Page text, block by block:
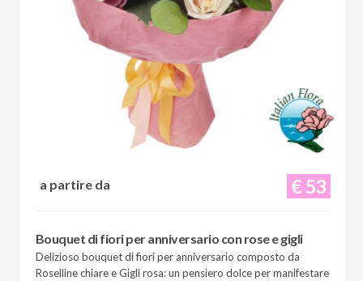
€ 53
a partire da
Bouquet di fiori per anniversario con rose e gigli
Delizioso bouquet di fiori per anniversario composto da
Roselline chiare e Gigli rosa: un pensiero dolce per manifestare